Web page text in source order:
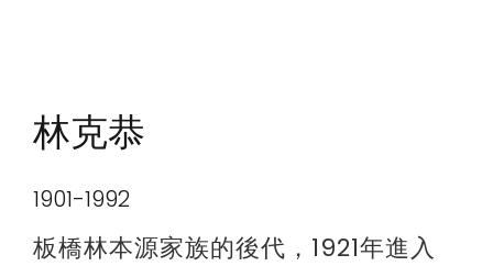
林克恭
1901-1992
板橋林本源家族的後代，1921年進入